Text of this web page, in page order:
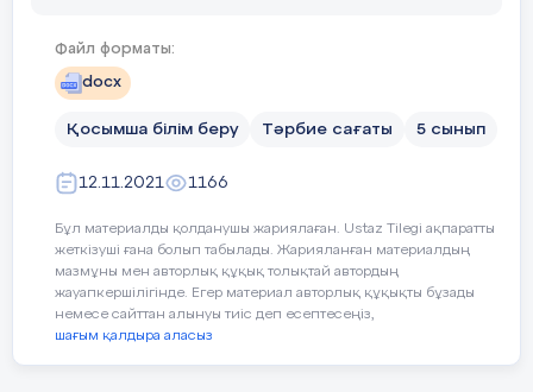
жариялаймыз!
І жүргізуші:
гүлденуде. Біз, осындай елде туғанымызға
оқушылар Республикалық бірыңғай
рәсіміне куә болып отыр.
ІІ жүргізуші:
Сөз «ЖасҰлан» ұйымының Ұланбасы 10
сынып оқушысы Төлеген Аңсағанға
Файл форматы:
docx
Қосымша білім беру Тәрбие сағаты 5 сынып
12.11.2021 1166
Бұл материалды қолданушы жариялаған. Ustaz Tilegi ақпаратты
жеткізуші ғана болып табылады. Жарияланған материалдың
мазмұны мен авторлық құқық толықтай автордың
жауапкершілігінде. Егер материал авторлық құқықты бұзады
немесе сайттан алынуы тиіс деп есептесеңіз,
шағым қалдыра аласыз